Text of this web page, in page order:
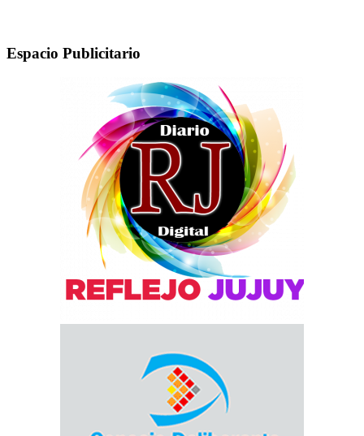
Espacio Publicitario